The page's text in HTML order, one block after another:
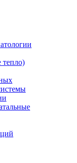
тепло)